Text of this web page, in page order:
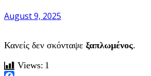
August 9, 2025
Κανείς δεν σκόνταψε ξαπλωμένος.
Views: 1